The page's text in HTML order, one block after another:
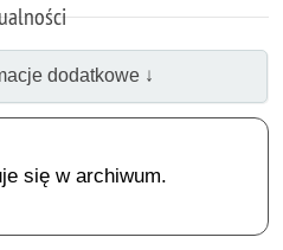
dodatkowe ↓
się w archiwum.